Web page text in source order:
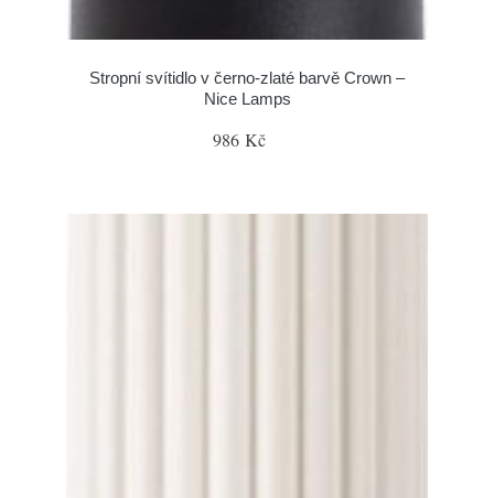
Stropní svítidlo v černo-zlaté barvě Crown –
Nice Lamps
986 Kč